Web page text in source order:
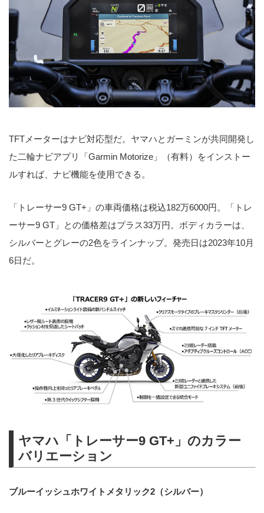
TFTメーターはナビ対応型だ。ヤマハとガーミンが共同開発し
た二輪ナビアプリ「Garmin Motorize」（有料）をインストー
ルすれば、ナビ機能を使用できる。
「トレーサー9 GT+」の車両価格は税込182万6000円。「トレ
ーサー9 GT」との価格差はプラス33万円。ボディカラーは、
シルバーとグレーの2色をラインナップ。発売日は2023年10月
6日だ。
ヤマハ「トレーサー9 GT+」のカラー
バリエーション
ブルーイッシュホワイトメタリック2（シルバー）